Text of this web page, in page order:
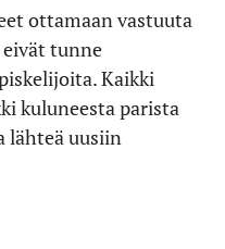
ottamaan vastuuta
tunne
Kaikki
kuluneesta parista
lähteä uusiin